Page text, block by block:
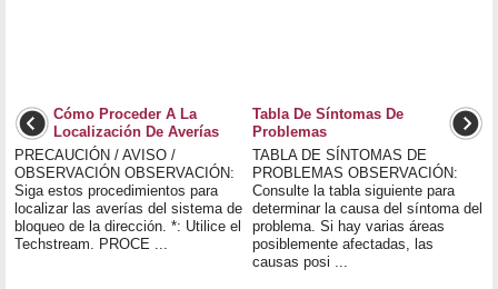
Cómo Proceder A La
Localización De Averías
PRECAUCIÓN / AVISO /
OBSERVACIÓN OBSERVACIÓN:
Siga estos procedimientos para
localizar las averías del sistema de
bloqueo de la dirección. *: Utilice el
Techstream. PROCE ...
Tabla De Síntomas De
Problemas
TABLA DE SÍNTOMAS DE
PROBLEMAS OBSERVACIÓN:
Consulte la tabla siguiente para
determinar la causa del síntoma del
problema. Si hay varias áreas
posiblemente afectadas, las
causas posi ...